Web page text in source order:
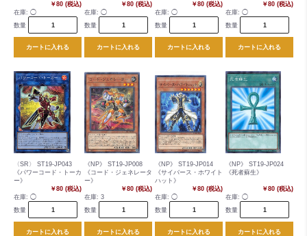
￥80 (税込)
在庫: ◯
数量
カートに入れる
￥80 (税込)
在庫: ◯
数量
カートに入れる
￥80 (税込)
在庫: ◯
数量
カートに入れる
￥80 (税込)
在庫: ◯
数量
カートに入れる
〈SR〉 ST19-JP043
《パワーコード・トーカ
ー》
￥80 (税込)
在庫: ◯
数量
カートに入れる
《NP》 ST19-JP008
《コード・ジェネレータ
ー》
￥80 (税込)
在庫: 3
数量
カートに入れる
《NP》 ST19-JP014
《サイバース・ホワイト
ハット》
￥80 (税込)
在庫: ◯
数量
カートに入れる
《NP》 ST19-JP024
《死者蘇生》
￥80 (税込)
在庫: ◯
数量
カートに入れる